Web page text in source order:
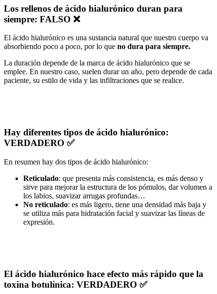
Los rellenos de ácido hialurónico duran para
siempre: FALSO ❌
El ácido hialurónico es una sustancia natural que nuestro cuerpo va
absorbiendo poco a poco, por lo que no dura para siempre.
La duración depende de la marca de ácido hialurónico que se
emplee. En nuestro caso, suelen durar un año, pero depende de cada
paciente, su estilo de vida y las infiltraciones que se realice.
Hay diferentes tipos de ácido hialurónico:
VERDADERO ✅
En resumen hay dos tipos de ácido hialurónico:
Reticulado: que presenta más consistencia, es más denso y
sirve para mejorar la estructura de los pómulos, dar volumen a
los labios, suavizar arrugas profundas…
No reticulado: es más ligero, tiene una densidad más baja y
se utiliza más para hidratación facial y suavizar las líneas de
expresión.
El ácido hialurónico hace efecto más rápido que la
toxina botulínica: VERDADERO ✅